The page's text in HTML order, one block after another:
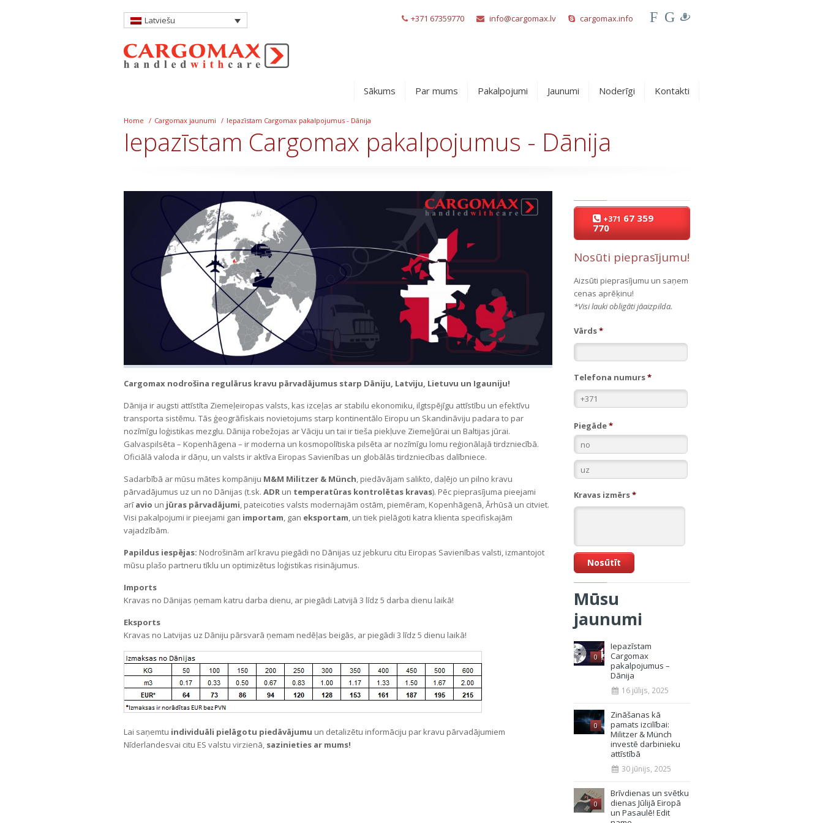
Latviešu +371 67359770 info@cargomax.lv cargomax.info F G
Sākums Par mums Pakalpojumi Jaunumi Noderīgi Kontakti
Home / Cargomax jaunumi / Iepazīstam Cargomax pakalpojumus - Dānija
Iepazīstam Cargomax pakalpojumus - Dānija
Cargomax nodrošina regulārus kravu pārvadājumus starp Dāniju, Latviju, Lietuvu un Igauniju!
Dānija ir augsti attīstīta Ziemeļeiropas valsts, kas izceļas ar stabilu ekonomiku, ilgtspējīgu attīstību un efektīvu
transporta sistēmu. Tās ģeogrāfiskais novietojums starp kontinentālo Eiropu un Skandināviju padara to par
nozīmīgu loģistikas mezglu. Dānija robežojas ar Vāciju un tai ir tieša piekļuve Ziemeļjūrai un Baltijas jūrai.
Galvaspilsēta – Kopenhāgena – ir moderna un kosmopolītiska pilsēta ar nozīmīgu lomu reģionālajā tirdzniecībā.
Oficiālā valoda ir dāņu, un valsts ir aktīva Eiropas Savienības un globālās tirdzniecības dalībniece.
Sadarbībā ar mūsu mātes kompāniju M&M Militzer & Münch, piedāvājam salikto, daļējo un pilno kravu
pārvadājumus uz un no Dānijas (t.sk. ADR un temperatūras kontrolētas kravas). Pēc pieprasījuma pieejami
arīavio un jūras pārvadājumi, pateicoties valsts modernajām ostām, piemēram, Kopenhāgenā, Ārhūsā un citviet.
Visi pakalpojumi ir pieejami gan importam, gan eksportam, un tiek pielāgoti katra klienta specifiskajām
vajadzībām.
Papildus iespējas: Nodrošinām arī kravu piegādi no Dānijas uz jebkuru citu Eiropas Savienības valsti, izmantojot
mūsu plašo partneru tīklu un optimizētus loģistikas risinājumus.
Imports
Kravas no Dānijas ņemam katru darba dienu, ar piegādi Latvijā 3 līdz 5 darba dienu laikā!
Eksports
Kravas no Latvijas uz Dāniju pārsvarā ņemam nedēļas beigās, ar piegādi 3 līdz 5 dienu laikā!
Lai saņemtu individuāli pielāgotu piedāvājumu un detalizētu informāciju par kravu pārvadājumiem
Nīderlandesvai citu ES valstu virzienā, sazinieties ar mums!
+371 67 359
770
Nosūti pieprasījumu!
Aizsūti pieprasījumu un saņem
cenas aprēķinu!
*Visi lauki obligāti jāaizpilda.
Vārds*
Telefona numurs*
Piegāde*
Kravas izmērs*
Mūsu
jaunumi
0
Iepazīstam
Cargomax
pakalpojumus –
Dānija
16 jūlijs, 2025
0
Zināšanas kā
pamats izcilībai:
Militzer & Münch
investē darbinieku
attīstībā
30 jūnijs, 2025
0
Brīvdienas un svētku
dienas Jūlijā Eiropā
un Pasaulē! Edit